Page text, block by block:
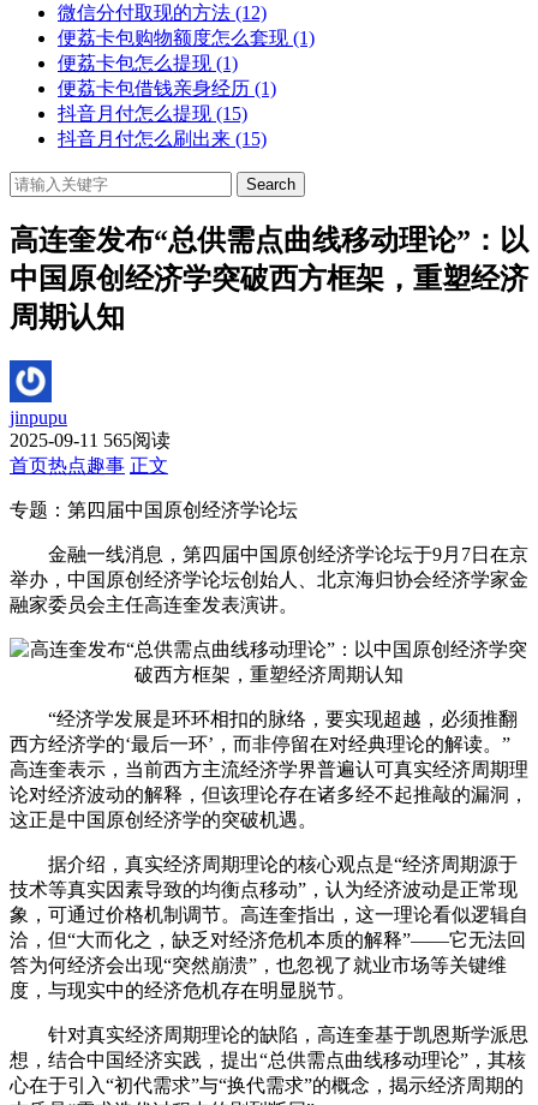
微信分付取现的方法 (12)
便荔卡包购物额度怎么套现 (1)
便荔卡包怎么提现 (1)
便荔卡包借钱亲身经历 (1)
抖音月付怎么提现 (15)
抖音月付怎么刷出来 (15)
Search
高连奎发布“总供需点曲线移动理论”：以
中国原创经济学突破西方框架，重塑经济
周期认知
jinpupu
2025-09-11 565阅读
首页热点趣事 正文
专题：第四届中国原创经济学论坛
金融一线消息，第四届中国原创经济学论坛于9月7日在京
举办，中国原创经济学论坛创始人、北京海归协会经济学家金
融家委员会主任高连奎发表演讲。
“经济学发展是环环相扣的脉络，要实现超越，必须推翻
西方经济学的‘最后一环’，而非停留在对经典理论的解读。”
高连奎表示，当前西方主流经济学界普遍认可真实经济周期理
论对经济波动的解释，但该理论存在诸多经不起推敲的漏洞，
这正是中国原创经济学的突破机遇。
据介绍，真实经济周期理论的核心观点是“经济周期源于
技术等真实因素导致的均衡点移动”，认为经济波动是正常现
象，可通过价格机制调节。高连奎指出，这一理论看似逻辑自
洽，但“大而化之，缺乏对经济危机本质的解释”——它无法回
答为何经济会出现“突然崩溃”，也忽视了就业市场等关键维
度，与现实中的经济危机存在明显脱节。
针对真实经济周期理论的缺陷，高连奎基于凯恩斯学派思
想，结合中国经济实践，提出“总供需点曲线移动理论”，其核
心在于引入“初代需求”与“换代需求”的概念，揭示经济周期的